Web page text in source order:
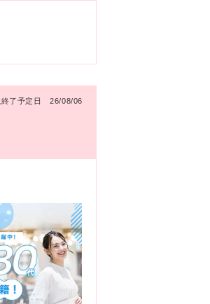
終了予定日 26/08/06